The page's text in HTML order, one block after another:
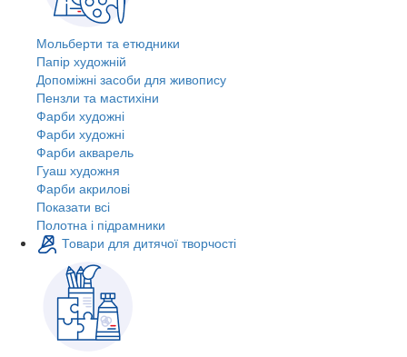
Мольберти та етюдники
Папір художній
Допоміжні засоби для живопису
Пензли та мастихіни
Фарби художні
Фарби художні
Фарби акварель
Гуаш художня
Фарби акрилові
Показати всі
Полотна і підрамники
Товари для дитячої творчості